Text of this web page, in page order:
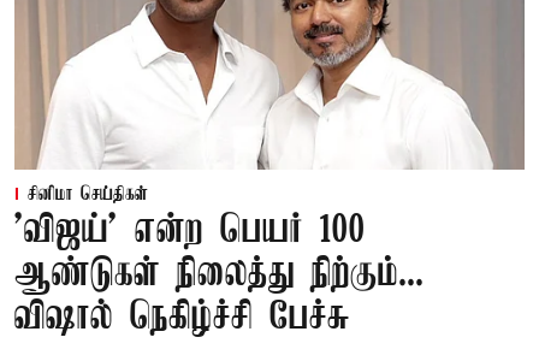
சினிமா செய்திகள்
'விஜய்' என்ற பெயர் 100
ஆண்டுகள் நிலைத்து நிற்கும்...
விஷால் நெகிழ்ச்சி பேச்சு